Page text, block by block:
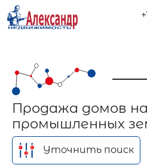
Продажа домов на
промышленных
Уточнить поиск